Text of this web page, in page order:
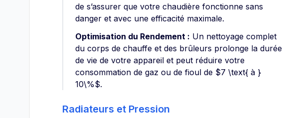
de s’assurer que votre chaudière fonctionne sans
danger et avec une efficacité maximale.
Optimisation du Rendement : Un nettoyage complet
du corps de chauffe et des brûleurs prolonge la durée
de vie de votre appareil et peut réduire votre
consommation de gaz ou de fioul de $7 \text{ à }
10\%$.
Radiateurs et Pression